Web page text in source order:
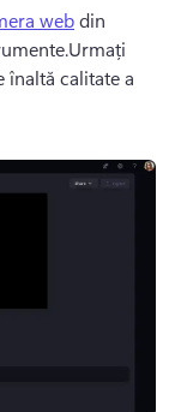
web din
înaltă calitate a